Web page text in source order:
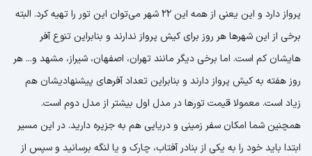
پرواز دارد و این یعنی از همه این 22 شهر می‌توان این تور را تهیه کرد. البته
برخی از این شهرها هر روز برای کیش پرواز ندارند و بنابراین تنوع آفر
هایشان کم است. اما برخی دیگر مانند تهران، اصفهان، شیراز، مشهد و... هر
روز هفته به کیش پرواز دارند و بنابراین تعداد آفرهای پیشنهادیشان هم
زیاد است. معمولا قیمت تورها در مدل اول بیشتر از مدل دوم است.
همچنین شما امکان سفر زمینی و دریایی هم به جزیره دارید. در این مسیر
ابتدا باید خود را به یکی از بنادر آفتاب، چارک و یا لنگه برسانید و سپس از